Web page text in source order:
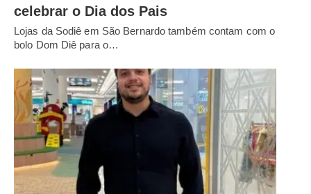
celebrar o Dia dos Pais
Lojas da Sodiê em São Bernardo também contam com o
bolo Dom Diê para o…